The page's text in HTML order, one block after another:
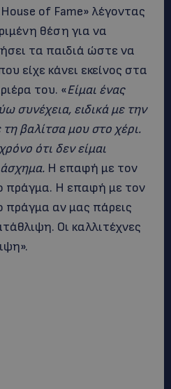
of Fame» λέγοντας
θέση για να
τα παιδιά ώστε να
είχε κάνει εκείνος στα
του. «Είμαι ένας
συνέχεια, ειδικά με την
βαλίτσα μου στο χέρι.
ότι δεν είμαι
Η επαφή με τον
πράγμα. Η επαφή με τον
πράγμα αν μας πάρεις
Οι καλλιτέχνες